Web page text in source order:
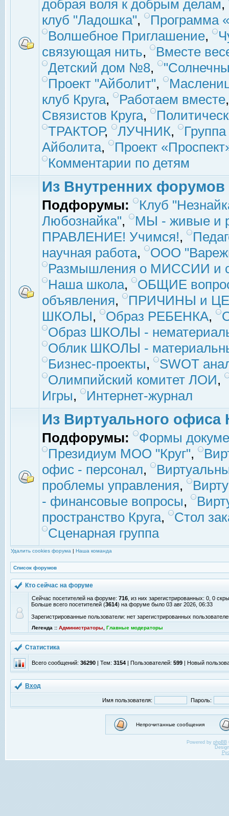
добрая воля к добрым делам,
клуб "Ладошка",
Программа
Волшебное Приглашение,
связующая нить,
Вместе
Детский дом №8,
Проект "Айболит",
клуб Круга, Работаем вместе
Связистов Круга,
ТРАКТОР, ЛУЧНИК,
Айболита,
Проект
Комментарии по детям
Из Внутренних форумов
Подфорумы:
Клуб
Любознайка",
МЫ - живые и
ПРАВЛЕНИЕ! Учимся!,
научная работа,
ООО
Размышления о МИССИИ и
Наша школа,
ОБЩИЕ
объявления,
ПРИЧИНЫ и
ШКОЛЫ, Образ РЕБЕНКА,
Образ ШКОЛЫ -
Облик ШКОЛЫ -
Бизнес-проекты,
SWOT
Олимпийский комитет ЛОИ,
Игры, Интернет-журнал
Из Виртуального офиса
Подфорумы:
Формы
Президиум МОО "Круг",
офис - персонал,
проблемы управления,
- финансовые вопросы,
пространство Круга,
Стол
Сценарная группа
Удалить cookies форума | Наша команда
Список форумов
Кто сейчас на форуме
Сейчас посетителей на форуме: 716 , из них зарегистрированных: 0, 0
Больше всего посетителей (3614) на форуме было 03 авг 2026, 06:33
Зарегистрированные пользователи: нет зарегистрированных
Легенда :: Администраторы Главные модераторы
Статистика
Всего сообщений: 36290 | Тем: 3154 | Пользователей: 599 | Новый
Вход
Имя пользователя: Пароль:
Непрочитанные сообщения
Powered by phpBB